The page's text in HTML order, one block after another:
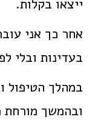
ייצאו בקלות.
אחר כך אני
בעדינות ובלי
במהלך הטיפול
ובהמשך מורחת